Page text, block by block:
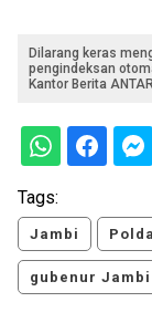
Dilarang keras
pengindeksan
Kantor Berita
Tags:
Jambi
gubenur Jambi